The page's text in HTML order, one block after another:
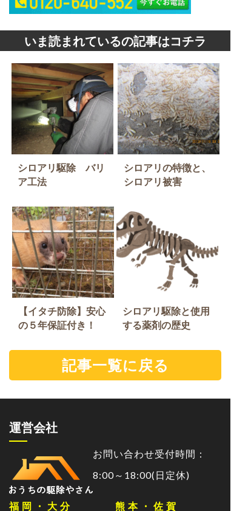
いま読まれているの記事はコチラ
シロアリ駆除 バリ
ア工法
シロアリの特徴と、
シロアリ被害
【イタチ防除】安心
の５年保証付き！
シロアリ駆除と使用
する薬剤の歴史
記事一覧に戻る
運営会社
お問い合わせ受付時間：
8:00～18:00(日定休)
福岡・大分
熊本・佐賀